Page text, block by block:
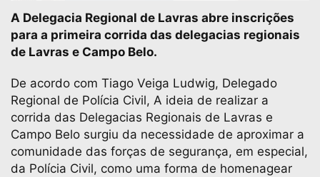
A Delegacia Regional de Lavras abre inscrições
para a primeira corrida das delegacias regionais
de Lavras e Campo Belo.
De acordo com Tiago Veiga Ludwig, Delegado
Regional de Polícia Civil, A ideia de realizar a
corrida das Delegacias Regionais de Lavras e
Campo Belo surgiu da necessidade de aproximar a
comunidade das forças de segurança, em especial,
da Polícia Civil, como uma forma de homenagear